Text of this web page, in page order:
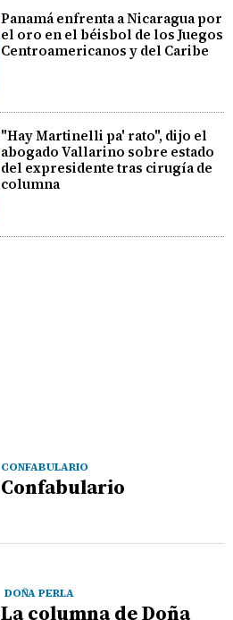
Panamá enfrenta a Nicaragua por
el oro en el béisbol de los Juegos
Centroamericanos y del Caribe
"Hay Martinelli pa' rato", dijo el
abogado Vallarino sobre estado
del expresidente tras cirugía de
columna
CONFABULARIO
Confabulario
DOÑA PERLA
La columna de Doña